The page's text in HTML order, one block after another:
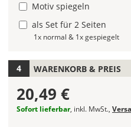
kannst
Du
frei
kombinieren.
Du
Motiv spiegeln
als Set für 2 Seiten
1x normal & 1x gespiegelt
WARENKORB & PREIS
20,49 €
Sofort lieferbar, inkl. MwSt.,